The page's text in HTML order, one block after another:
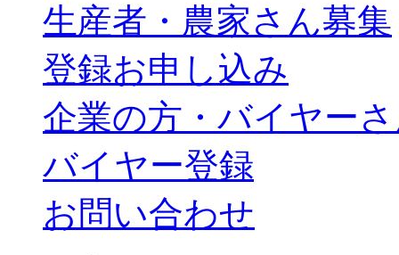
生産者・農家さん募集
登録お申し込み
企業の方・バイヤー
バイヤー登録
お問い合わせ